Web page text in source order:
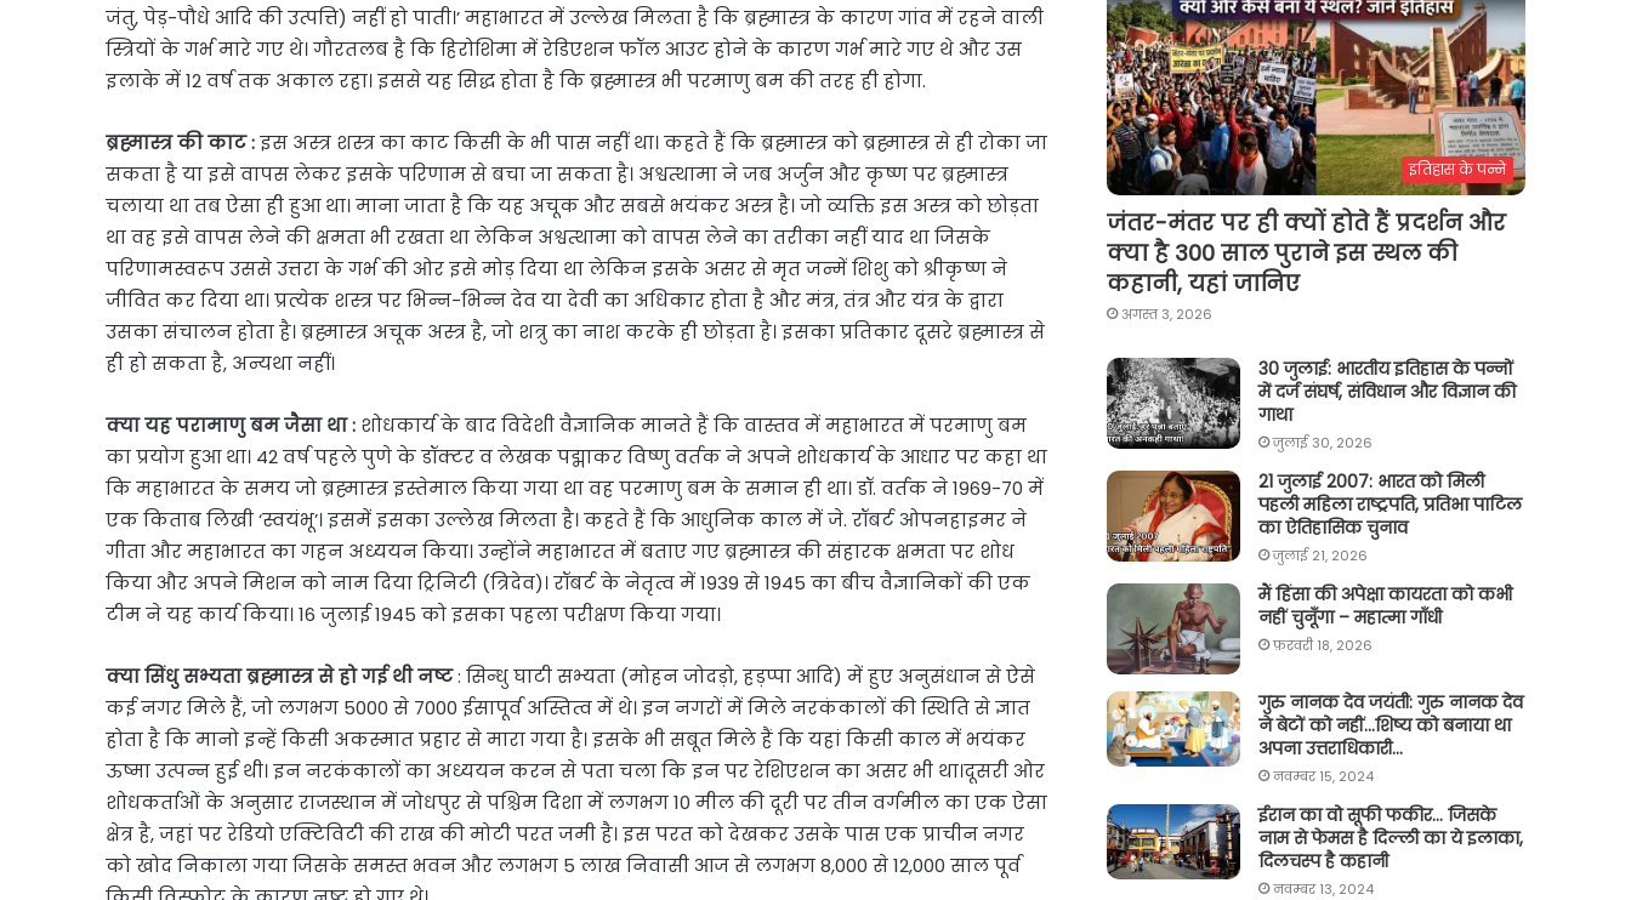
जंतु, पेड़-पौधे आदि की उत्पत्ति) नहीं हो पाती।’ महाभारत में उल्लेख मिलता है कि ब्रह्मास्त्र के कारण गांव में रहने वाली
स्त्रियों के गर्भ मारे गए थे। गौरतलब है कि हिरोशिमा में रेडिएशन फॉल आउट होने के कारण गर्भ मारे गए थे और उस
इलाके में 12 वर्ष तक अकाल रहा। इससे यह सिद्ध होता है कि ब्रह्मास्त्र भी परमाणु बम की तरह ही होगा.
ब्रह्मास्त्र की काट :इस अस्त्र शस्त्र का काट किसी के भी पास नहीं था। कहते हैं कि ब्रह्मास्त्र को ब्रह्मास्त्र से ही रोका जा
सकता है या इसे वापस लेकर इसके परिणाम से बचा जा सकता है। अश्वत्थामा ने जब अर्जुन और कृष्ण पर ब्रह्मास्त्र
चलाया था तब ऐसा ही हुआ था। माना जाता है कि यह अचूक और सबसे भयंकर अस्त्र है। जो व्यक्ति इस अस्त्र को छोड़ता
था वह इसे वापस लेने की क्षमता भी रखता था लेकिन अश्वत्थामा को वापस लेने का तरीका नहीं याद था जिसके
परिणामस्वरूप उससे उत्तरा के गर्भ की ओर इसे मोड़ दिया था लेकिन इसके असर से मृत जन्में शिशु को श्रीकृष्ण ने
जीवित कर दिया था। प्रत्येक शस्त्र पर भिन्न-भिन्न देव या देवी का अधिकार होता है और मंत्र, तंत्र और यंत्र के द्वारा
उसका संचालन होता है। ब्रह्मास्त्र अचूक अस्त्र है, जो शत्रु का नाश करके ही छोड़ता है। इसका प्रतिकार दूसरे ब्रह्मास्त्र से
ही हो सकता है, अन्यथा नहीं।
क्या यह परामाणु बम जैसा था : शोधकार्य के बाद विदेशी वैज्ञानिक मानते हैं कि वास्तव में महाभारत में परमाणु बम
का प्रयोग हुआ था। 42 वर्ष पहले पुणे के डॉक्टर व लेखक पद्माकर विष्णु वर्तक ने अपने शोधकार्य के आधार पर कहा था
कि महाभारत के समय जो ब्रह्मास्त्र इस्तेमाल किया गया था वह परमाणु बम के समान ही था। डॉ. वर्तक ने 1969-70 में
एक किताब लिखी ‘स्वयंभू’। इसमें इसका उल्लेख मिलता है। कहते हैं कि आधुनिक काल में जे. रॉबर्ट ओपनहाइमर ने
गीता और महाभारत का गहन अध्ययन किया। उन्होंने महाभारत में बताए गए ब्रह्मास्त्र की संहारक क्षमता पर शोध
किया और अपने मिशन को नाम दिया ट्रिनिटी (त्रिदेव)। रॉबर्ट के नेतृत्व में 1939 से 1945 का बीच वैज्ञानिकों की एक
टीम ने यह कार्य किया। 16 जुलाई 1945 को इसका पहला परीक्षण किया गया।
क्या सिंधु सभ्यता ब्रह्मास्त्र से हो गई थी नष्ट: सिन्धु घाटी सभ्यता (मोहन जोदड़ो, हड़प्पा आदि) में हुए अनुसंधान से ऐसे
कई नगर मिले हैं, जो लगभग 5000 से 7000 ईसापूर्व अस्तित्व में थे। इन नगरों में मिले नरकंकालों की स्थिति से ज्ञात
होता है कि मानो इन्हें किसी अकस्मात प्रहार से मारा गया है। इसके भी सबूत मिले हैं कि यहां किसी काल में भयंकर
ऊष्मा उत्पन्न हुई थी। इन नरकंकालों का अध्ययन करन से पता चला कि इन पर रेशिएशन का असर भी था।दूसरी ओर
शोधकर्ताओं के अनुसार राजस्थान में जोधपुर से पश्चिम दिशा में लगभग 10 मील की दूरी पर तीन वर्गमील का एक ऐसा
क्षेत्र है, जहां पर रेडियो एक्टिविटी की राख की मोटी परत जमी है। इस परत को देखकर उसके पास एक प्राचीन नगर
को खोद निकाला गया जिसके समस्त भवन और लगभग 5 लाख निवासी आज से लगभग 8,000 से 12,000 साल पूर्व
इतिहास के पन्ने
जंतर-मंतर पर ही क्यों होते हैं प्रदर्शन और
क्या है 300 साल पुराने इस स्थल की
कहानी, यहां जानिए
अगस्त 3, 2026
30 जुलाई: भारतीय इतिहास के पन्नों
में दर्ज संघर्ष, संविधान और विज्ञान की
गाथा
जुलाई 30, 2026
21 जुलाई 2007: भारत को मिली
पहली महिला राष्ट्रपति, प्रतिभा पाटिल
का ऐतिहासिक चुनाव
जुलाई 21, 2026
मैं हिंसा की अपेक्षा कायरता को कभी
नहीं चुनूँगा – महात्मा गाँधी
फ़रवरी 18, 2026
गुरु नानक देव जयंती: गुरु नानक देव
ने बेटों को नहीं…शिष्य को बनाया था
अपना उत्तराधिकारी…
नवम्बर 15, 2024
ईरान का वो सूफी फकीर… जिसके
नाम से फेमस है दिल्ली का ये इलाका,
दिलचस्प है कहानी
नवम्बर 13, 2024